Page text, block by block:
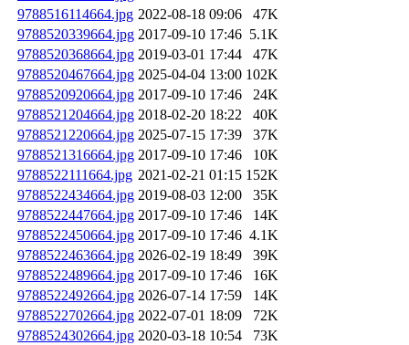
9788516114664.jpg 2022-08-18 09:06
47K
9788520339664.jpg 2017-09-10 17:46 5.1K
9788520368664.jpg 2019-03-01 17:44
47K
9788520467664.jpg 2025-04-04 13:00 102K
9788520920664.jpg 2017-09-10 17:46
24K
9788521204664.jpg 2018-02-20 18:22
40K
9788521220664.jpg 2025-07-15 17:39
37K
9788521316664.jpg 2017-09-10 17:46
10K
9788522111664.jpg 2021-02-21 01:15 152K
9788522434664.jpg 2019-08-03 12:00
35K
9788522447664.jpg 2017-09-10 17:46
14K
9788522450664.jpg 2017-09-10 17:46 4.1K
9788522463664.jpg 2026-02-19 18:49
39K
9788522489664.jpg 2017-09-10 17:46
16K
9788522492664.jpg 2026-07-14 17:59
14K
9788522702664.jpg 2022-07-01 18:09
72K
9788524302664.jpg 2020-03-18 10:54
73K